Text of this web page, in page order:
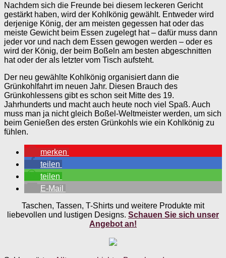
Nachdem sich die Freunde bei diesem leckeren Gericht
gestärkt haben, wird der Kohlkönig gewählt. Entweder wird
derjenige König, der am meisten gegessen hat oder das
meiste Gewicht beim Essen zugelegt hat – dafür muss dann
jeder vor und nach dem Essen gewogen werden – oder es
wird der König, der beim Boßeln am besten abgeschnitten
hat oder der als letzter vom Tisch aufsteht.
Der neu gewählte Kohlkönig organisiert dann die
Grünkohlfahrt im neuen Jahr. Diesen Brauch des
Grünkohlessens gibt es schon seit Mitte des 19.
Jahrhunderts und macht auch heute noch viel Spaß. Auch
muss man ja nicht gleich Boßel-Weltmeister werden, um sich
beim Genießen des ersten Grünkohls wie ein Kohlkönig zu
fühlen.
merken
teilen
teilen
E-Mail
Taschen, Tassen, T-Shirts und weitere Produkte mit
liebevollen und lustigen Designs. Schauen Sie sich unser
Angebot an!